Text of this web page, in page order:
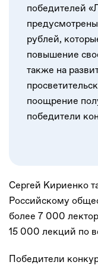
победителей
рублей,
повышение
также на
поощрение
победители
Сергей Кириенко
Российскому
более 7 000
15 000 лекций по
Победители